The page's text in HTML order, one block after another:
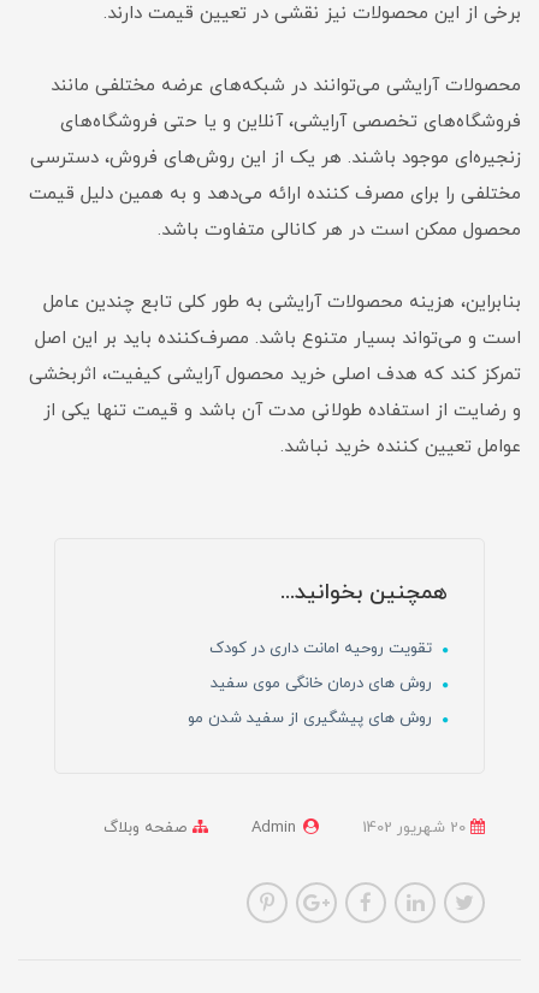
برخی از این محصولات نیز نقشی در تعیین قیمت دارند.
محصولات آرایشی می‌توانند در شبکه‌های عرضه مختلفی مانند
فروشگاه‌های تخصصی آرایشی، آنلاین و یا حتی فروشگاه‌های
زنجیره‌ای موجود باشند. هر یک از این روش‌های فروش، دسترسی
مختلفی را برای مصرف کننده ارائه می‌دهد و به همین دلیل قیمت
محصول ممکن است در هر کانالی متفاوت باشد.
بنابراین، هزینه محصولات آرایشی به طور کلی تابع چندین عامل
است و می‌تواند بسیار متنوع باشد. مصرف‌کننده باید بر این اصل
تمرکز کند که هدف اصلی خرید محصول آرایشی کیفیت، اثربخشی
و رضایت از استفاده طولانی مدت آن باشد و قیمت تنها یکی از
عوامل تعیین کننده خرید نباشد.
همچنین بخوانید...
تقویت روحیه امانت داری در کودک
روش های درمان خانگی موی سفید
روش های پیشگیری از سفید شدن مو
Admin صفحه وبلاگ